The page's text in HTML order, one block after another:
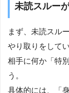
未読スルー
まず、未読スル
やり取りをして
相手に何か「特
う。
具体的には、「